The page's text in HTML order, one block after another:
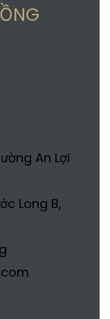
An Lợi
Long B,